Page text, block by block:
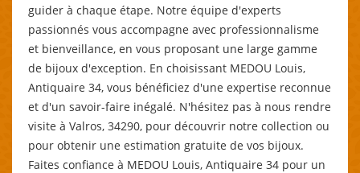
guider à chaque étape. Notre équipe d'experts
passionnés vous accompagne avec professionnalisme
et bienveillance, en vous proposant une large gamme
de bijoux d'exception. En choisissant MEDOU Louis,
Antiquaire 34, vous bénéficiez d'une expertise reconnue
et d'un savoir-faire inégalé. N'hésitez pas à nous rendre
visite à Valros, 34290, pour découvrir notre collection ou
pour obtenir une estimation gratuite de vos bijoux.
Faites confiance à MEDOU Louis, Antiquaire 34 pour un